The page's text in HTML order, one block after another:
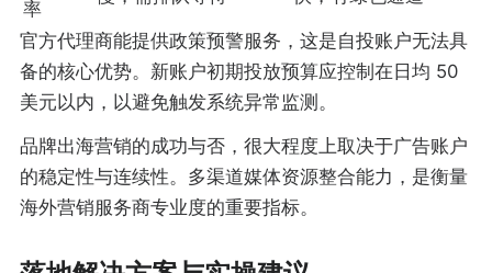
率
官方代理商能提供政策预警服务，这是自投账户无法具
备的核心优势。新账户初期投放预算应控制在日均 50
美元以内，以避免触发系统异常监测。
品牌出海营销的成功与否，很大程度上取决于广告账户
的稳定性与连续性。多渠道媒体资源整合能力，是衡量
海外营销服务商专业度的重要指标。